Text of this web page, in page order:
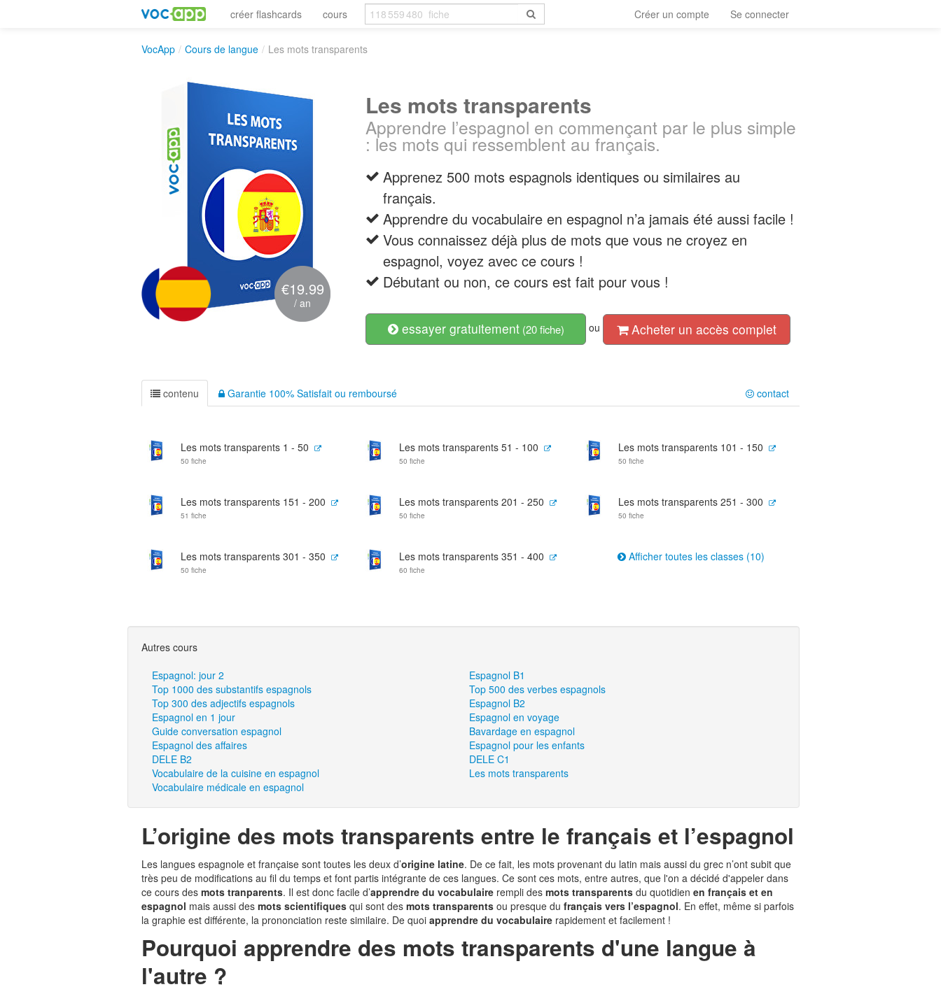
créer flashcards cours Créer un compte Se connecter
VocApp / Cours de langue / Les mots transparents
€19.99
/ an
Les mots transparents
Apprendre l’espagnol en commençant par le plus simple
: les mots qui ressemblent au français.
Apprenez 500 mots espagnols identiques ou similaires au
français.
Apprendre du vocabulaire en espagnol n’a jamais été aussi facile !
Vous connaissez déjà plus de mots que vous ne croyez en
espagnol, voyez avec ce cours !
Débutant ou non, ce cours est fait pour vous !
essayer gratuitement(20 fiche) ou Acheter un accès complet
contenu Garantie 100% Satisfait ou remboursé contact
Les mots transparents 1 - 50
50 fiche
Les mots transparents 51 - 100
50 fiche
Les mots transparents 101 - 150
50 fiche
Les mots transparents 151 - 200
51 fiche
Les mots transparents 201 - 250
50 fiche
Les mots transparents 251 - 300
50 fiche
Les mots transparents 301 - 350
50 fiche
Les mots transparents 351 - 400
60 fiche
Afficher toutes les classes (10)
Autres cours
Espagnol: jour 2
Espagnol B1
Top 1000 des substantifs espagnols
Top 500 des verbes espagnols
Top 300 des adjectifs espagnols
Espagnol B2
Espagnol en 1 jour
Espagnol en voyage
Guide conversation espagnol
Bavardage en espagnol
Espagnol des affaires
Espagnol pour les enfants
DELE B2
DELE C1
Vocabulaire de la cuisine en espagnol
Les mots transparents
Vocabulaire médicale en espagnol
L’origine des mots transparents entre le français et l’espagnol
Les langues espagnole et française sont toutes les deux d’origine latine. De ce fait, les mots provenant du latin mais aussi du grec n’ont subit que
très peu de modifications au fil du temps et font partis intégrante de ces langues. Ce sont ces mots, entre autres, que l'on a décidé d'appeler dans
ce cours des mots tranparents. Il est donc facile d’apprendre du vocabulaire rempli des mots transparents du quotidien en français et en
espagnol mais aussi des mots scientifiques qui sont des mots transparents ou presque du français vers l’espagnol. En effet, même si parfois
la graphie est différente, la prononciation reste similaire. De quoi apprendre du vocabulaire rapidement et facilement !
Pourquoi apprendre des mots transparents d'une langue à
l'autre ?